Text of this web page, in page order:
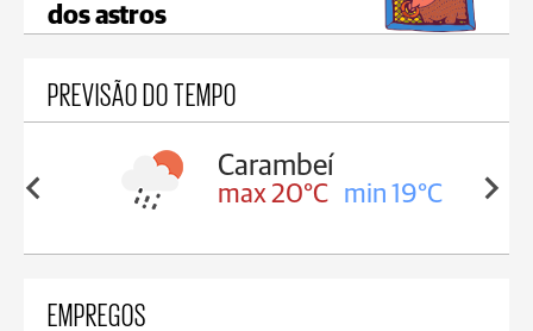
dos astros
PREVISÃO DO TEMPO
19°C
Carambeí
max 20°C min 19°C
EMPREGOS